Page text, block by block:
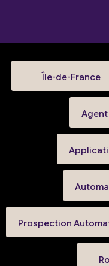
Île-de-France
Agent
Prospection